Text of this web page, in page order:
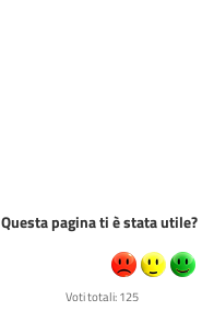
Questa pagina ti è stata utile?
Voti totali: 125